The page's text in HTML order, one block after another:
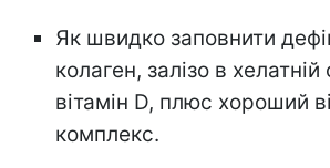
Як швидко заповнити
колаген, залізо в хелатній
вітамін D, плюс хороший
комплекс.⠀